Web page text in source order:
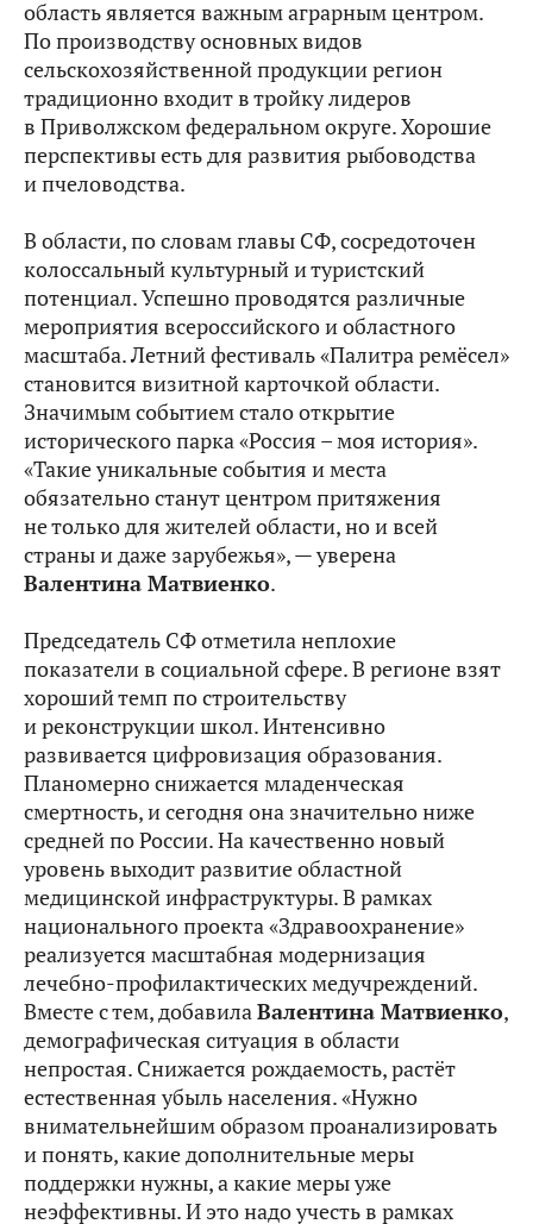
область является важным аграрным центром.
По производству основных видов
сельскохозяйственной продукции регион
традиционно входит в тройку лидеров
в Приволжском федеральном округе. Хорошие
перспективы есть для развития рыбоводства
и пчеловодства.
В области, по словам главы СФ, сосредоточен
колоссальный культурный и туристский
потенциал. Успешно проводятся различные
мероприятия всероссийского и областного
масштаба. Летний фестиваль «Палитра ремёсел»
становится визитной карточкой области.
Значимым событием стало открытие
исторического парка «Россия – моя история».
«Такие уникальные события и места
обязательно станут центром притяжения
не только для жителей области, но и всей
страны и даже зарубежья», — уверена
Валентина Матвиенко.
Председатель СФ отметила неплохие
показатели в социальной сфере. В регионе взят
хороший темп по строительству
и реконструкции школ. Интенсивно
развивается цифровизация образования.
Планомерно снижается младенческая
смертность, и сегодня она значительно ниже
средней по России. На качественно новый
уровень выходит развитие областной
медицинской инфраструктуры. В рамках
национального проекта «Здравоохранение»
реализуется масштабная модернизация
лечебно-профилактических медучреждений.
Вместе с тем, добавилаВалентина Матвиенко,
демографическая ситуация в области
непростая. Снижается рождаемость, растёт
естественная убыль населения. «Нужно
внимательнейшим образом проанализировать
и понять, какие дополнительные меры
поддержки нужны, а какие меры уже
неэффективны. И это надо учесть в рамках